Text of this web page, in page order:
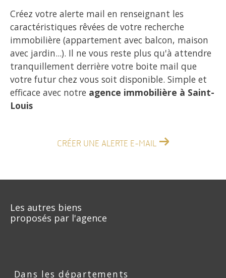
Créez votre alerte mail en renseignant les
caractéristiques rêvées de votre recherche
immobilière (appartement avec balcon, maison
avec jardin...). Il ne vous reste plus qu'à attendre
tranquillement derrière votre boite mail que
votre futur chez vous soit disponible. Simple et
efficace avec notre agence immobilière à Saint-
Louis
CRÉER UNE ALERTE E-MAIL
Les autres biens
proposés par l'agence
Dans les départements